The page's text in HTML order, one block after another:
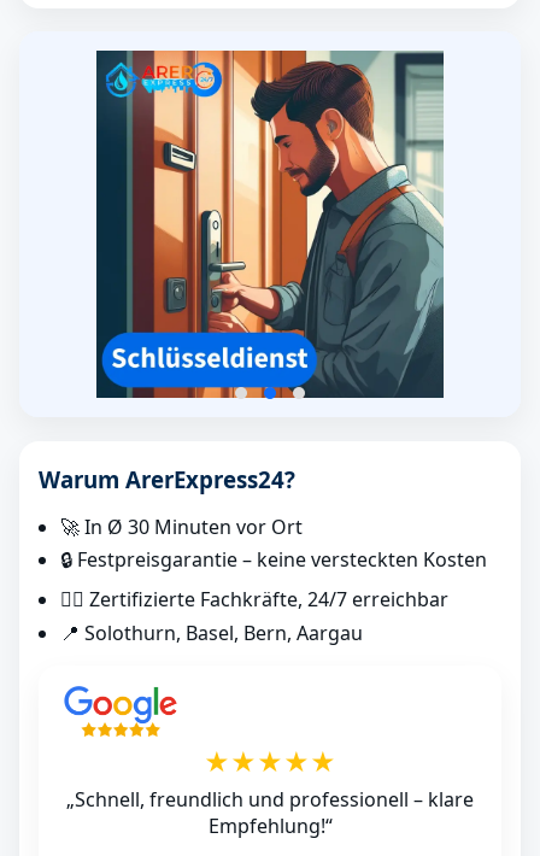
Warum ArerExpress24?
🚀 In Ø 30 Minuten vor Ort
🔒 Festpreisgarantie – keine versteckten Kosten
👷‍♂️ Zertifizierte Fachkräfte, 24/7 erreichbar
📍 Solothurn, Basel, Bern, Aargau
★★★★★
„Schnell, freundlich und professionell – klare
Empfehlung!“